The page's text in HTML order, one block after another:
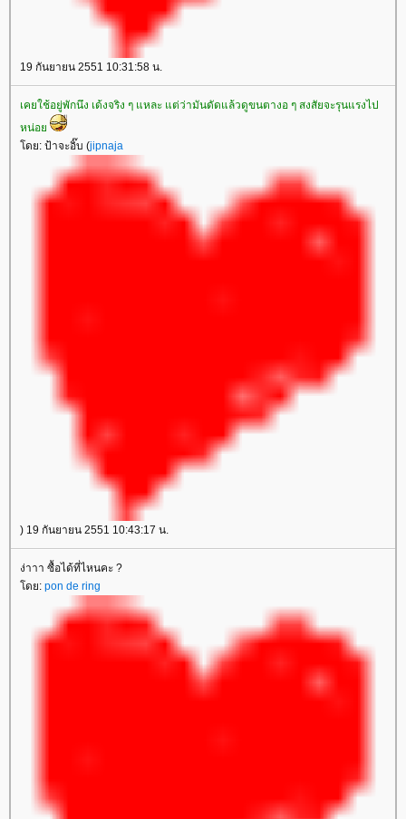
19 กันยายน 2551 10:31:58 น.
เคยใช้อยู่พักนึง เด้งจริง ๆ แหละ แต่ว่ามันดัดแล้วดูขนตางอ ๆ สงสัยจะรุนแรงไป
หน่อ
ดย: ป้าจะอิ๊บ (jipnaja
) 19 กันยายน 2551 10:43:17 น.
ง่าาา ซื้อได้ที่ไหนคะ ?
ดย: pon de ring